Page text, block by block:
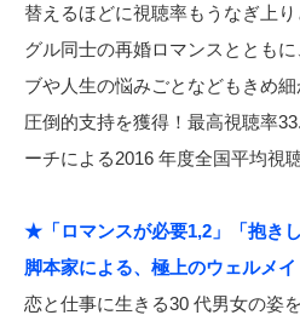
替えるほどに視聴率もうなぎ上
グル同士の再婚ロマンスととも
ブや人生の悩みごとなどもきめ
圧倒的支持を獲得！最高視聴率
ーチによる2016 年度全国平均視
★「ロマンスが必要1,2」「抱き
脚本家による、極上のウェルメイ
恋と仕事に生きる30 代男女の姿